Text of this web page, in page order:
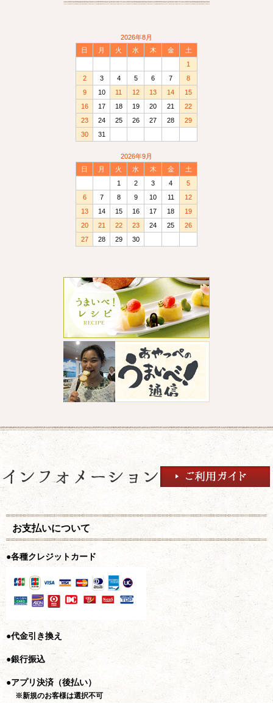
2026年8月
日
月 火 水 木 金
土
1
2
3 4 5 6 7
8
9
10 11 12 13 14
15
16
17 18 19 20 21
22
23
24 25 26 27 28
29
30
31
2026年9月
日
月 火 水 木 金
土
1
2 3 4
5
6
7 8 9 10 11
12
13
14 15 16 17 18
19
20
21 22 23 24 25
26
27
28 29 30
お支払いについて
●各種クレジットカード
●代金引き換え
●銀行振込
●アプリ決済（後払い）
※新規のお客様は選択不可